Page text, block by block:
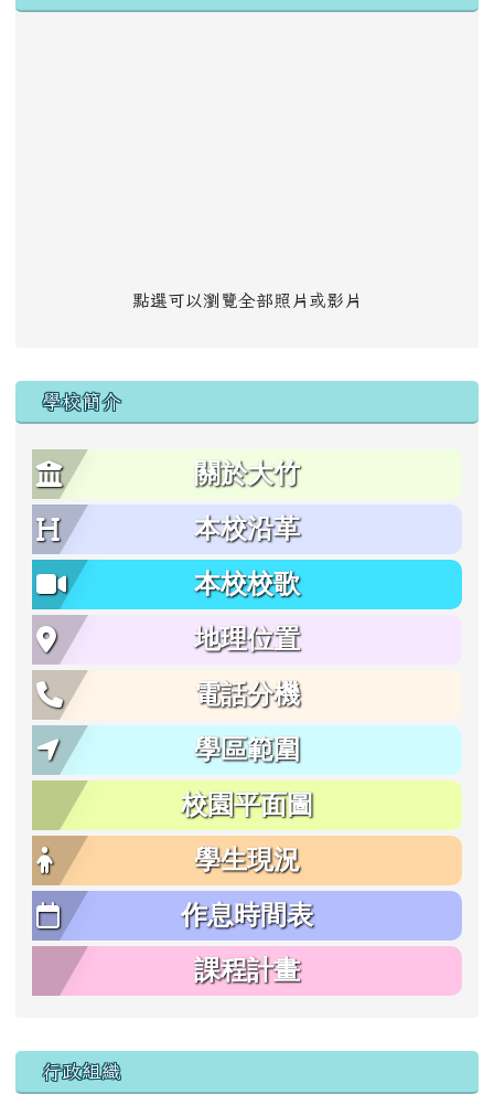
點選可以瀏覽全部照片或影片
學校簡介
關於大竹
本校沿革
本校校歌
地理位置
電話分機
學區範圍
校園平面圖
學生現況
作息時間表
課程計畫
行政組織